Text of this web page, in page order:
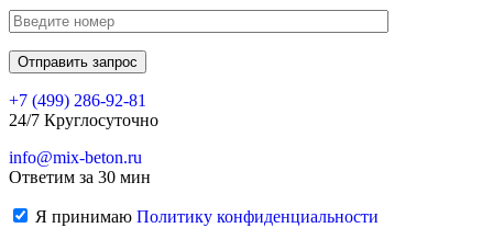
+7 (499) 286-92-81
24/7 Круглосуточно
info@mix-beton.ru
Ответим за 30 мин
Я принимаю Политику конфиденциальности